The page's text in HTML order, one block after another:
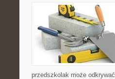
przedszkolak może